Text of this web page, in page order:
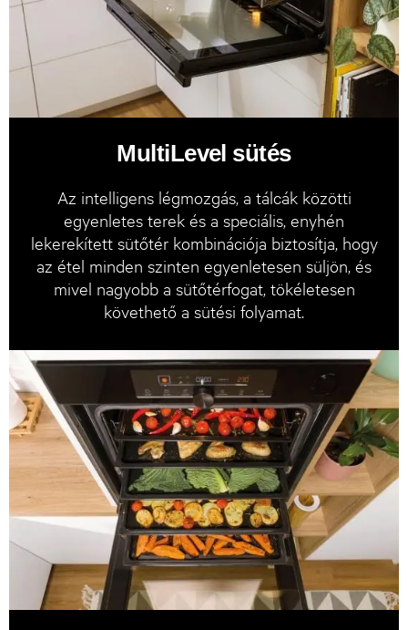
MultiLevel sütés
Az intelligens légmozgás, a tálcák közötti
egyenletes terek és a speciális, enyhén
lekerekített sütőtér kombinációja biztosítja, hogy
az étel minden szinten egyenletesen süljön, és
mivel nagyobb a sütőtérfogat, tökéletesen
követhető a sütési folyamat.​​